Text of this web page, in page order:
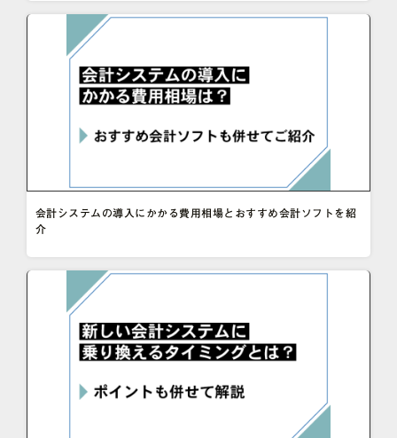
会計システムの導入にかかる費用相場とおすすめ会計ソフトを紹
介